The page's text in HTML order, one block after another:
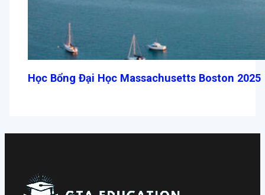
Học Bổng Đại Học Massachusetts Boston 2025